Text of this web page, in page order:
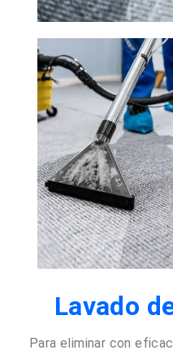
Lavado
Para eliminar con